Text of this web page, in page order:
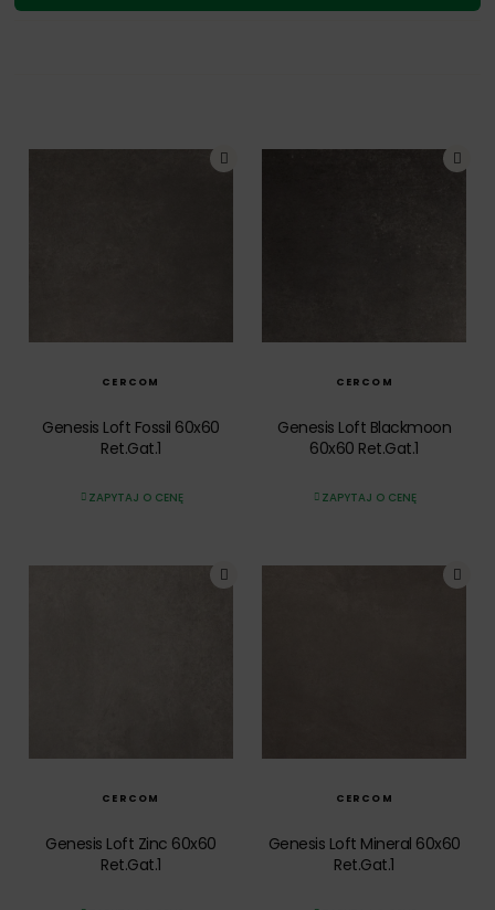
CERCOM
Genesis Loft Fossil 60x60
Ret.Gat.1
ZAPYTAJ O CENĘ
SZYBKI PODGLĄD
CERCOM
Genesis Loft Blackmoon
60x60 Ret.Gat.1
ZAPYTAJ O CENĘ
SZYBKI PODGLĄD
CERCOM
Genesis Loft Zinc 60x60
Ret.Gat.1
SZYBKI PODGLĄD
CERCOM
Genesis Loft Mineral 60x60
Ret.Gat.1
SZYBKI PODGLĄD